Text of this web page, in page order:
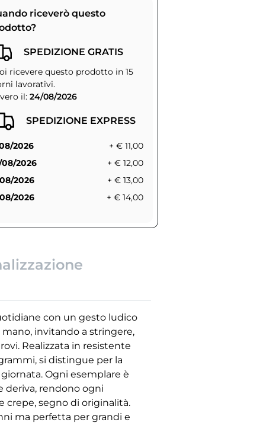
riceverò questo
SPEDIZIONE GRATIS
ricevere questo prodotto in 15
lavorativi.
il: 24/08/2026
SPEDIZIONE EXPRESS
2026
+ € 11,00
2026
+ € 12,00
2026
+ € 13,00
2026
+ € 14,00
con un gesto ludico
invitando a stringere,
Realizzata in resistente
si distingue per la
Ogni esemplare è
deriva, rendono ogni
crepe, segno di originalità.
ma perfetta per grandi e